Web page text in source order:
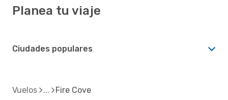
Planea tu viaje
Ciudades populares
Vuelos Fire Cove